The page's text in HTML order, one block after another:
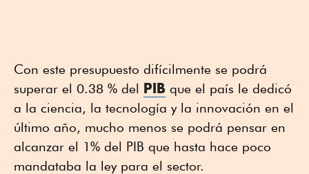
Con este presupuesto difícilmente se podrá
superar el 0.38 % del PIB que el país le dedicó
a la ciencia, la tecnología y la innovación en el
último año, mucho menos se podrá pensar en
alcanzar el 1% del PIB que hasta hace poco
mandataba la ley para el sector.